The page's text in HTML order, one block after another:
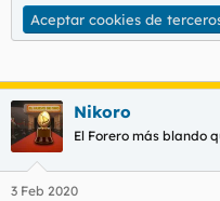
Aceptar cookies de
Nikoro
El Forero más blando
3 Feb 2020